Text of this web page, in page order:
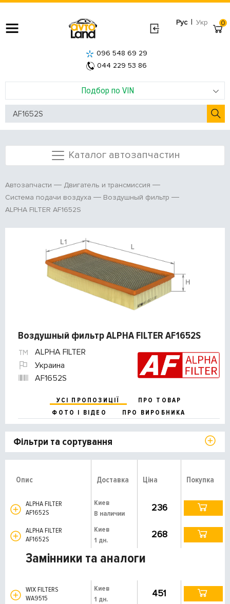
Рус | Укр
Подбор по VIN
096 548 69 29
044 229 53 86
0
Каталог автозапчастин
Автозапчасти
Двигатель и трансмиссия
Система подачи воздуха
Воздушный фильтр
ALPHA FILTER AF1652S
Воздушный фильтр ALPHA FILTER AF1652S
ALPHA FILTER
Украина
AF1652S
УСІ ПРОПОЗИЦІЇ
ПРО ТОВАР
ФОТО І ВІДЕО
ПРО ВИРОБНИКА
Фільтри та сортування
Опис Доставка Ціна Покупка
ALPHA FILTER
AF1652S
Киев
В наличии
236
ALPHA FILTER
AF1652S
Киев
1 дн.
268
Замінники та аналоги
WIX FILTERS
WA9515
Киев
1 дн.
451